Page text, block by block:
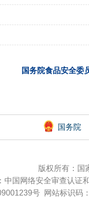
国务院食品安全委
国务院
版权所有：
中国网络安全审查认证
号网站标识码